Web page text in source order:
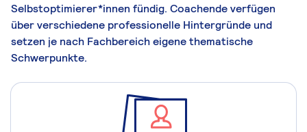
Selbstoptimierer*innen fündig. Coachende verfügen
über verschiedene professionelle Hintergründe und
setzen je nach Fachbereich eigene thematische
Schwerpunkte.